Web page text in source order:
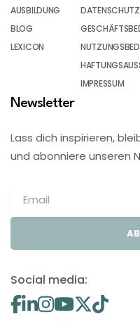
AUSBILDUNG
BLOG
LEXICON
IMPRESSUM
Newsletter
Lass dich inspirieren,
und abonniere unseren
Social media: